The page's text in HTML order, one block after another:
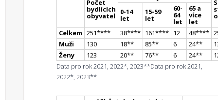
Počet
bydlících
obyvatel 0-14
let
15-59
let
60-
64
let
65 a
více
let
Celkem 251**** 38**** 161**** 12 48****
Muži
130 18** 85** 6 24**
Ženy
123 20** 76** 6 24**
Data pro rok 2021, 2022*, 2023**Data pro rok 2021,
2022*, 2023**